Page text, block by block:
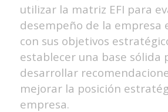
utilizar la matriz EFI para
desempeño de la empresa
con sus objetivos
establecer una base sólida
desarrollar
mejorar la posición
empresa.